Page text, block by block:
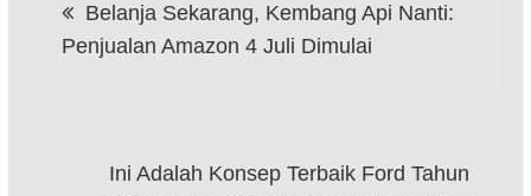
navigation
Belanja Sekarang, Kembang Api Nanti:
Penjualan Amazon 4 Juli Dimulai
Ini Adalah Konsep Terbaik Ford Tahun